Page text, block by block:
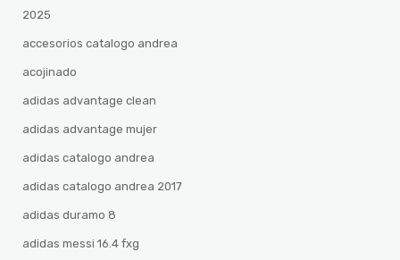
2025
accesorios catalogo andrea
acojinado
adidas advantage clean
adidas advantage mujer
adidas catalogo andrea
adidas catalogo andrea 2017
adidas duramo 8
adidas messi 16.4 fxg